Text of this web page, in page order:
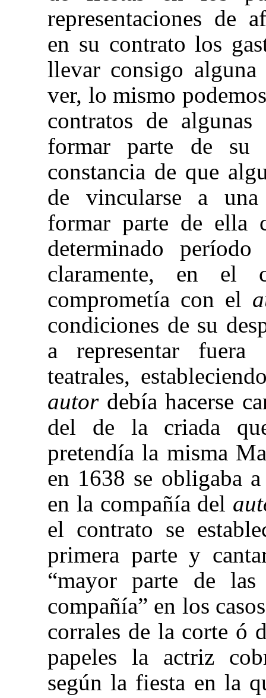
representaciones de
en su contrato los
llevar consigo alguna
ver, lo mismo
contratos de
formar parte de su
constancia de que
de vincularse a una
formar parte de ella
determinado
claramente, en el
comprometía con el
condiciones de su
a representar
teatrales,
autordebía hacerse
del de la criada
pretendía la misma
en 1638 se obligaba
en la compañía del
el contrato se
primera parte y
“mayor parte de
compañía” en los
corrales de la corte ó
papeles la actriz
según la fiesta en la